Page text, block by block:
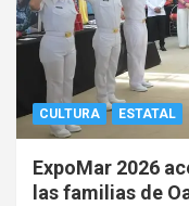
CULTURA ESTATAL
ExpoMar 2026
las familias de